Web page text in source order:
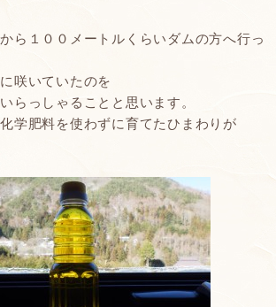
ら１００メートルくらいダムの方へ行っ
咲いていたのを
らっしゃることと思います。
学肥料を使わずに育てたひまわりが